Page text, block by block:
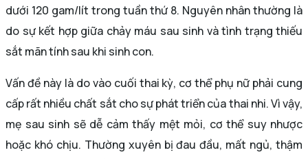
dưới 120 gam/lít trong tuần thứ 8. Nguyên nhân thường là
do sự kết hợp giữa chảy máu sau sinh và tình trạng thiếu
sắt mãn tính sau khi sinh con.
Vấn đề này là do vào cuối thai kỳ, cơ thể phụ nữ phải cung
cấp rất nhiều chất sắt cho sự phát triển của thai nhi. Vì vậy,
mẹ sau sinh sẽ dễ cảm thấy mệt mỏi, cơ thể suy nhược
hoặc khó chịu. Thường xuyên bị đau đầu, mất ngủ, thậm